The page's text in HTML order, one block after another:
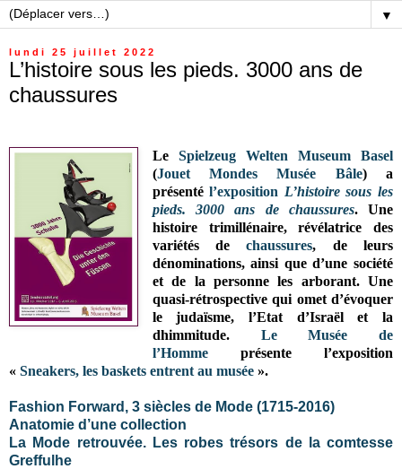
▼
lundi 25 juillet 2022
L’histoire sous les pieds. 3000 ans de
chaussures
Le Spielzeug Welten Museum Basel
(Jouet Mondes Musée Bâle) a
présentél’exposition L’histoire sous les
pieds. 3000 ans de chaussures. Une
histoire trimillénaire, révélatrice des
variétés dechaussures, de leurs
dénominations, ainsi que d’une société
et de la personne les arborant. Une
quasi-rétrospective qui omet d’évoquer
le judaïsme, l’Etat d’Israël et la
dhimmitude. Le Musée de
l’Hommeprésente l’exposition
« Sneakers, les baskets entrent au musée ».
Fashion Forward, 3 siècles de Mode (1715-2016)
Anatomie d’une collection
La Mode retrouvée. Les robes trésors de la comtesse
Greffulhe